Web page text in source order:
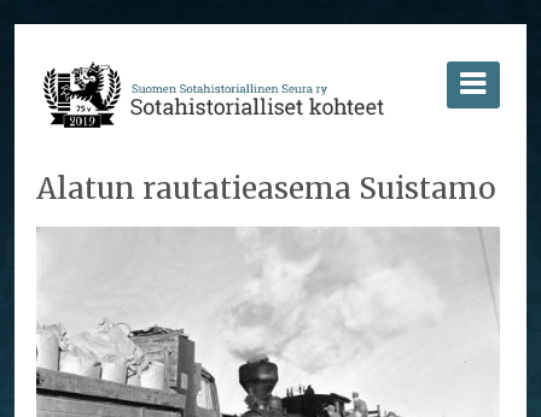
Alatun rautatieasema Suistamo